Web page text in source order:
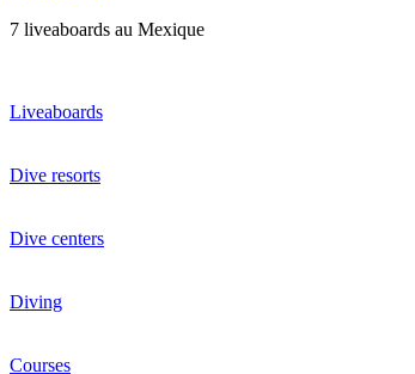
7 liveaboards au Mexique
Liveaboards
Dive resorts
Dive centers
Diving
Courses